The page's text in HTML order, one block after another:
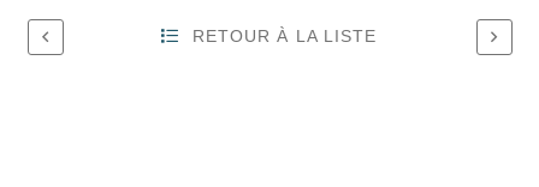
RETOUR À LA LISTE